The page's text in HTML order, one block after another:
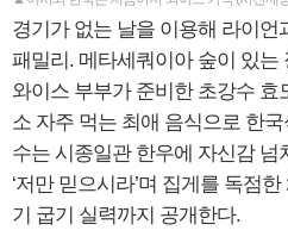
경기가 없는 날을 이용해 라이언
패밀리. 메타세쿼이아 숲이 있는
와이스 부부가 준비한 초강수 효
소 자주 먹는 최애 음식으로 한
수는 시종일관 한우에 자신감 넘
‘저만 믿으시라’며 집게를 독점
기 굽기 실력까지 공개한다.